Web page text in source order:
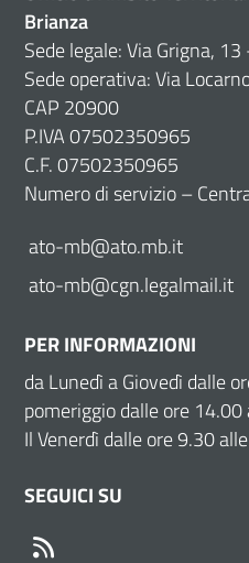
Brianza
Sede legale: Via Grigna,
Sede operativa: Via
CAP 20900
P.IVA 07502350965
C.F. 07502350965
Numero di servizio –
ato-mb@ato.mb.it
ato-mb@cgn.legalmail.it
PER INFORMAZIONI
da Lunedì a Giovedì dalle
pomeriggio dalle ore
Il Venerdì dalle ore 9.30
SEGUICI SU